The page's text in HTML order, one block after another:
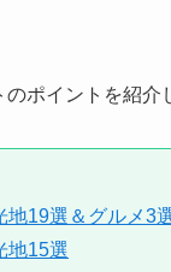
ポイントを紹介
地19選＆グルメ3
地15選